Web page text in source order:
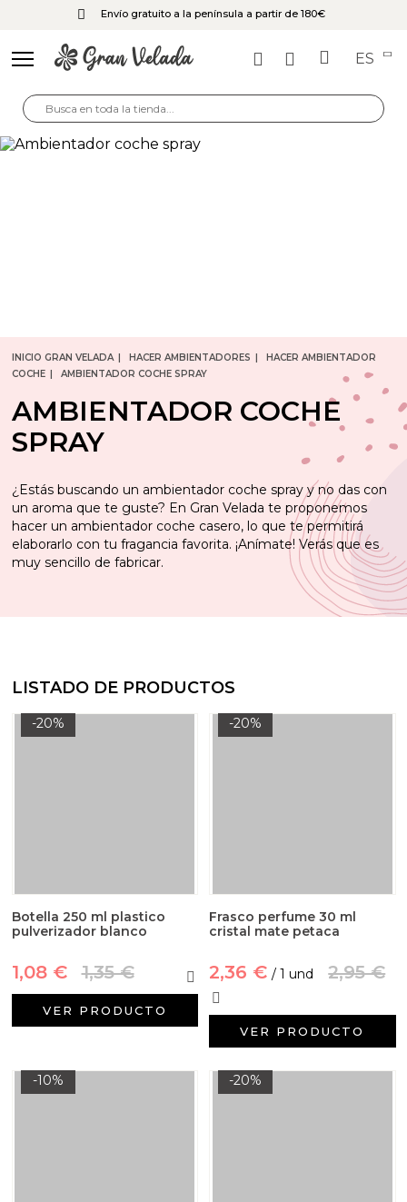
Envío gratuito a la península a partir de 180€
ES
INICIO GRAN VELADA HACER AMBIENTADORES
HACER AMBIENTADOR
COCHE
AMBIENTADOR COCHE SPRAY
AMBIENTADOR COCHE
SPRAY
¿Estás buscando un ambientador coche spray y no das con
un aroma que te guste? En Gran Velada te proponemos
hacer un ambientador coche casero, lo que te permitirá
elaborarlo con tu fragancia favorita. ¡Anímate! Verás que es
muy sencillo de fabricar.
LISTADO DE PRODUCTOS
-20%
Botella 250 ml plastico
pulverizador blanco
1,08 € 1,35 €
VER PRODUCTO
-20%
Frasco perfume 30 ml
cristal mate petaca
2,36 € / 1 und 2,95 €
VER PRODUCTO
-10% -20%